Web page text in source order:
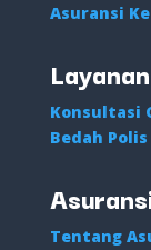
Asuransi
Layanan
Konsultasi
Bedah Polis
Tentang